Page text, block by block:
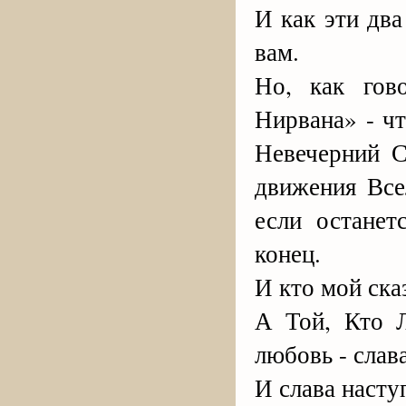
И как эти
вам.
Но, как
Нирвана» -
Невечерний
движения
если
конец.
И кто мой
А Той, Кто
любовь -
И слава